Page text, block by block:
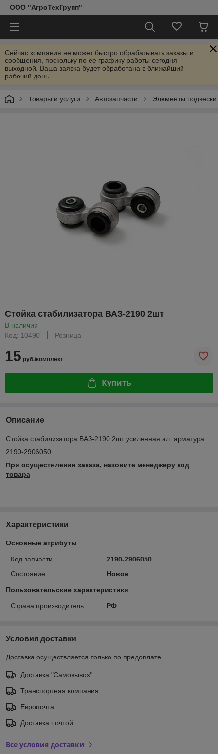
ООО "АгроТехГрупп"
Сейчас компания не может быстро обрабатывать заказы и
сообщения, поскольку по ее графику работы сегодня
выходной. Ваша заявка будет обработана в ближайший
рабочий день.
Товары и услуги Автозапчасти Элементы подвески
Стойка стабилизатора ВАЗ-2190 2шт
В наличии
Код: 10490
Розница
15 руб./комплект
Купить
Описание
Стойка стабилизатора ВАЗ-2190 2шт усиленная ал. арматура
2190-2906050
При осуществлении заказа, назовите менеджеру код
товара
Характеристики
Основные атрибуты
Код запчасти
2190-2906050
Состояние
Новое
Пользовательские характеристики
Страна производитель РФ
Условия доставки
Доставка осуществляется только по предоплате.
Доставка "Самовывоз"
Транспортная компания
Европочта
Доставка почтой
Все условия доставки